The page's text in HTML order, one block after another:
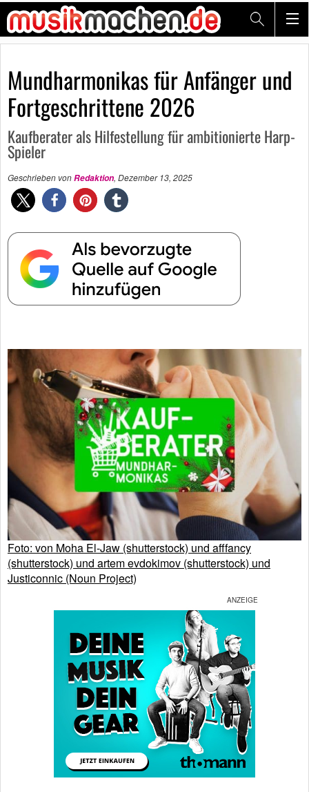
Mundharmonikas für Anfänger und
Fortgeschrittene 2026
Kaufberater als Hilfestellung für ambitionierte Harp-
Spieler
Geschrieben vonRedaktion, Dezember 13, 2025
Foto: von Moha El-Jaw (shutterstock) und afffancy
(shutterstock) und artem evdokimov (shutterstock) und
Justiconnic (Noun Project)